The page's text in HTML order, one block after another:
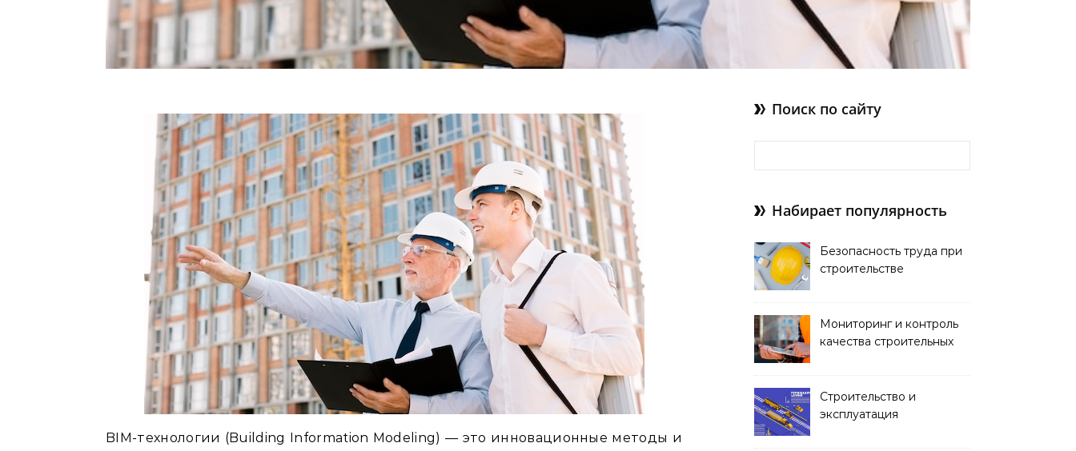
BIM-технологии (Building Information Modeling) — это инновационные методы и
Поиск по сайту
Набирает популярность
Безопасность труда при
строительстве
Мониторинг и контроль
качества строительных
Строительство и
эксплуатация